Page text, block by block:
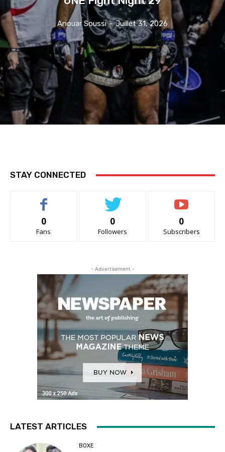
Anouar Soussi - Juillet 31, 2026
STAY CONNECTED
0
Fans
0
Followers
0
Subscribers
- Advertisement -
LATEST ARTICLES
BOXE